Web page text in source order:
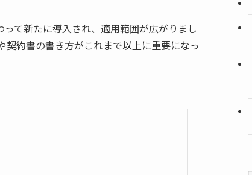
て新たに導入され、適用範囲が広がりまし
約書の書き方がこれまで以上に重要になっ